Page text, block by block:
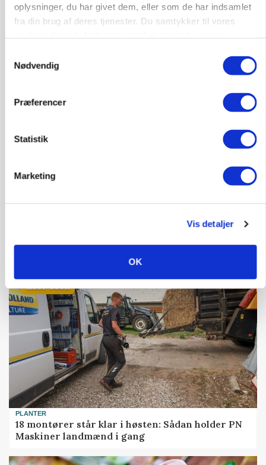
oplysninger, du har givet dem, eller som de har indsamlet
fra din brug af deres tjenester. Du samtykker til vores
Nødvendig
Præferencer
Statistik
Marketing
Vis detaljer
OK
9681, Ranum 03. aug.
Kalvepasser til ejendom i udvikling søges
Klimastald
03. aug.
HØST-TOUR
PLANTER
18 montører står klar i høsten: Sådan holder PN
Maskiner landmænd i gang